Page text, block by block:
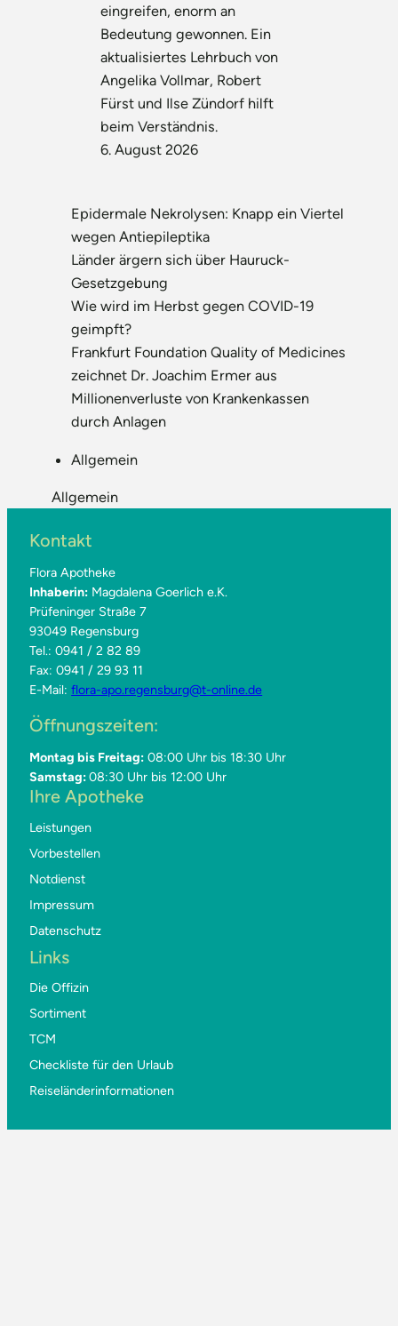
eingreifen, enorm an
Bedeutung gewonnen. Ein
aktualisiertes Lehrbuch von
Angelika Vollmar, Robert
Fürst und Ilse Zündorf hilft
beim Verständnis.
6. August 2026
Epidermale Nekrolysen: Knapp ein Viertel
wegen Antiepileptika
Länder ärgern sich über Hauruck-
Gesetzgebung
Wie wird im Herbst gegen COVID-19
geimpft?
Frankfurt Foundation Quality of Medicines
zeichnet Dr. Joachim Ermer aus
Millionenverluste von Krankenkassen
durch Anlagen
Allgemein
Allgemein
Kontakt
Flora Apotheke
Inhaberin: Magdalena Goerlich e.K.
Prüfeninger Straße 7
93049 Regensburg
Tel.: 0941 / 2 82 89
Fax: 0941 / 29 93 11
E-Mail:flora-apo.regensburg@t-online.de
Öffnungszeiten:
Montag bis Freitag: 08:00 Uhr bis 18:30 Uhr
Samstag:08:30 Uhr bis 12:00 Uhr
Ihre Apotheke
Leistungen
Vorbestellen
Notdienst
Impressum
Datenschutz
Links
Die Offizin
Sortiment
TCM
Checkliste für den Urlaub
Reiseländerinformationen